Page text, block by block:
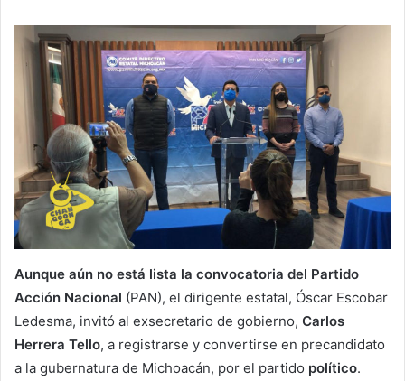
Aunque aún no está lista la convocatoria del Partido
Acción Nacional (PAN), el dirigente estatal, Óscar Escobar
Ledesma, invitó al exsecretario de gobierno, Carlos
Herrera Tello, a registrarse y convertirse en precandidato
a la gubernatura de Michoacán, por el partido político.